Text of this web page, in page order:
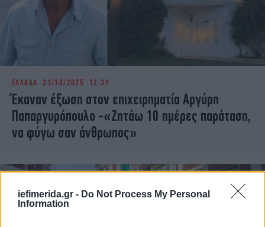
iefimerida.gr - Do Not Process My Personal
Information
ΕΛΛΑΔΑ 23/10/2025 12:39
Έκαναν έξωση στον επιχειρηματία Αργύρη
Παπαργυρόπουλο -«Ζητάω 10 ημέρες παράταση,
να φύγω σαν άνθρωπος»